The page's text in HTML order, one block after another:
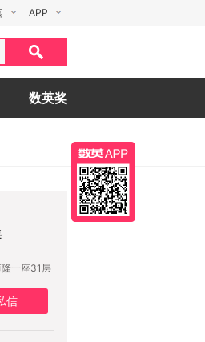
APP
数英奖
一座31层
信